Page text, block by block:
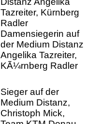
Angelika Tazreiter,
KÃ¼rnberg Radler
Sieger auf der
Medium Distanz,
Christoph Mick,